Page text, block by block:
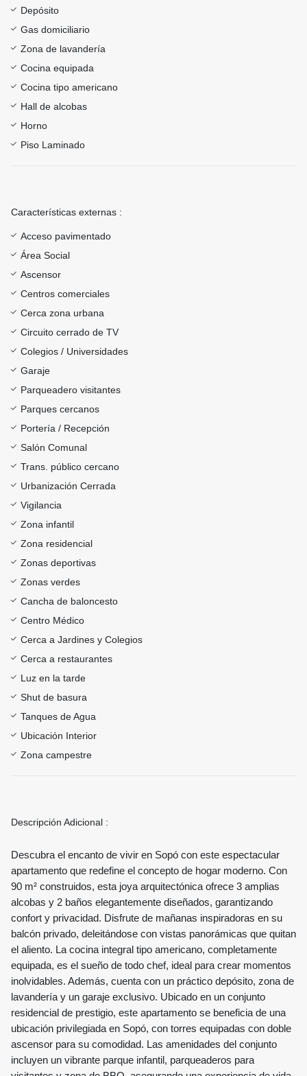
Depósito
Gas domiciliario
Zona de lavandería
Cocina equipada
Cocina tipo americano
Hall de alcobas
Horno
Piso Laminado
Características externas :
Acceso pavimentado
Área Social
Ascensor
Centros comerciales
Cerca zona urbana
Circuito cerrado de TV
Colegios / Universidades
Garaje
Parqueadero visitantes
Parques cercanos
Portería / Recepción
Salón Comunal
Trans. público cercano
Urbanización Cerrada
Vigilancia
Zona infantil
Zona residencial
Zonas deportivas
Zonas verdes
Cancha de baloncesto
Centro Médico
Cerca a Jardines y Colegios
Cerca a restaurantes
Luz en la tarde
Shut de basura
Tanques de Agua
Ubicación Interior
Zona campestre
Descripción Adicional :
Descubra el encanto de vivir en Sopó con este espectacular
apartamento que redefine el concepto de hogar moderno. Con
90 m² construidos, esta joya arquitectónica ofrece 3 amplias
alcobas y 2 baños elegantemente diseñados, garantizando
confort y privacidad. Disfrute de mañanas inspiradoras en su
balcón privado, deleitándose con vistas panorámicas que quitan
el aliento. La cocina integral tipo americano, completamente
equipada, es el sueño de todo chef, ideal para crear momentos
inolvidables. Además, cuenta con un práctico depósito, zona de
lavandería y un garaje exclusivo. Ubicado en un conjunto
residencial de prestigio, este apartamento se beneficia de una
ubicación privilegiada en Sopó, con torres equipadas con doble
ascensor para su comodidad. Las amenidades del conjunto
incluyen un vibrante parque infantil, parqueaderos para